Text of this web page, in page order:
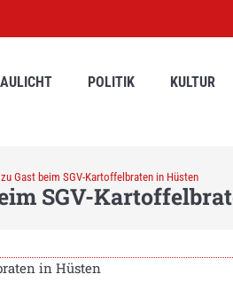
POLITIK KULTUR
Gast beim SGV-Kartoffelbraten in Hüsten
SGV-
in Hüsten